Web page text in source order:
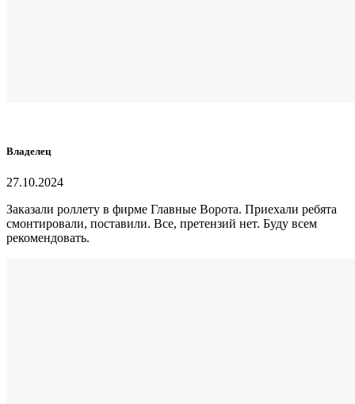
Владелец
27.10.2024
Заказали роллету в фирме Главные Ворота. Приехали ребята
смонтировали, поставили. Все, претензий нет. Буду всем
рекомендовать.